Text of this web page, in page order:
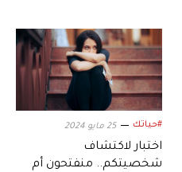
#حياتك 25 مايو 2024
اختبار لاكتشاف
شخصيتكم.. منفتحون أم